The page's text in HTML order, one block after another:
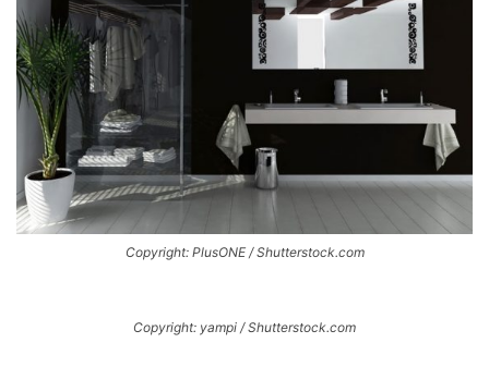
Copyright: PlusONE / Shutterstock.com
Copyright: yampi / Shutterstock.com